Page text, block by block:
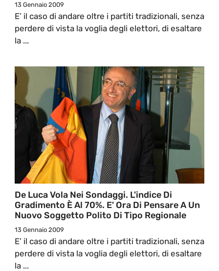
13 Gennaio 2009
E’ il caso di andare oltre i partiti tradizionali, senza
perdere di vista la voglia degli elettori, di esaltare
la ...
De Luca Vola Nei Sondaggi. L'indice Di
Gradimento È Al 70%. E' Ora Di Pensare A Un
Nuovo Soggetto Polito Di Tipo Regionale
13 Gennaio 2009
E’ il caso di andare oltre i partiti tradizionali, senza
perdere di vista la voglia degli elettori, di esaltare
la ...